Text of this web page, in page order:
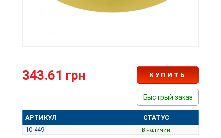
343.61 грн
Быстрый заказ
КУПИТЬ
АРТИКУЛ
СТАТУС
10-449
В наличии